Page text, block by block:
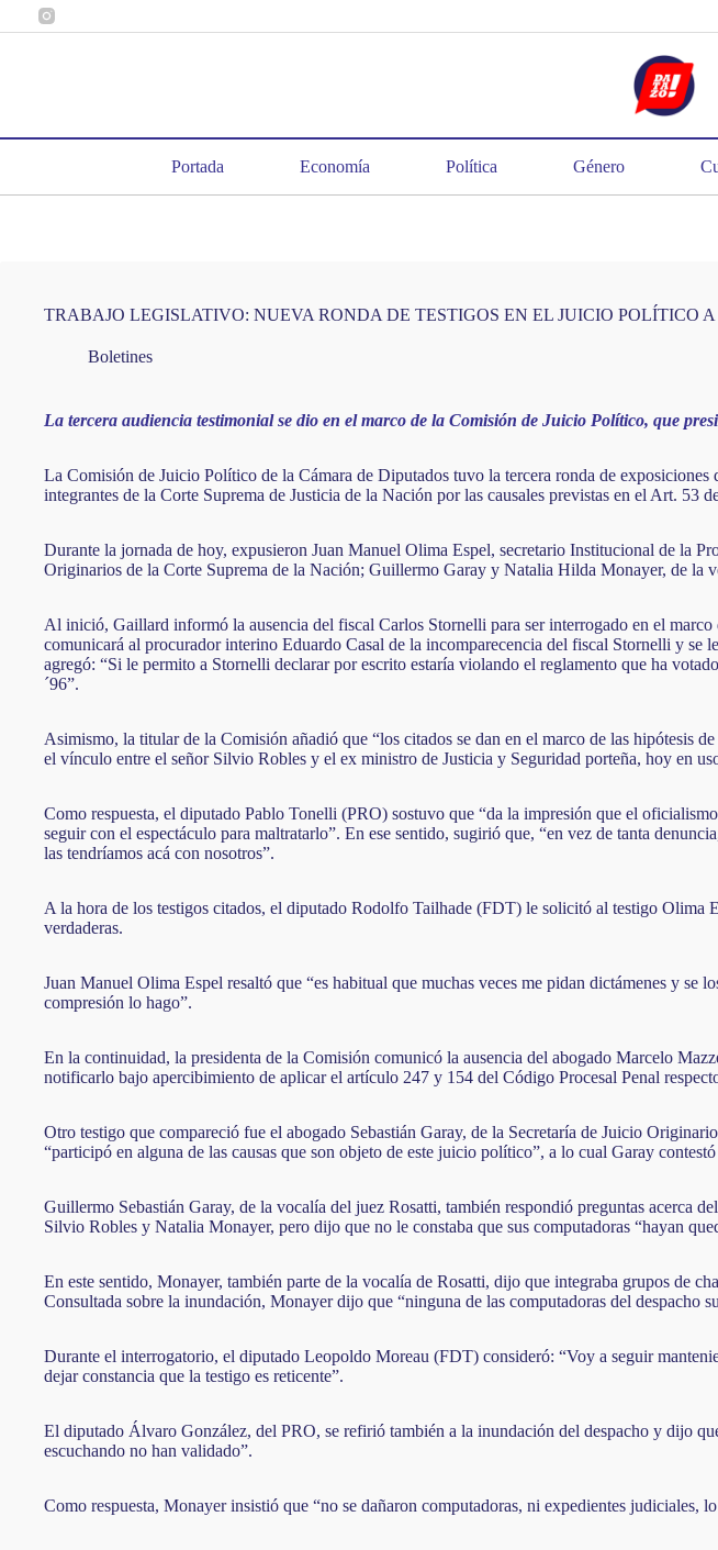
al
Portada Economía Política Género
TRABAJO LEGISLATIVO: NUEVA RONDA DE TESTIGOS EN EL JUICIO POLÍTICO
Boletines
La tercera audiencia testimonial se dio en el marco de la Comisión de Juicio Político, que
La Comisión de Juicio Político de la Cámara de Diputados tuvo la tercera ronda de
integrantes de la Corte Suprema de Justicia de la Nación por las causales previstas en el Art. 53
Durante la jornada de hoy, expusieron Juan Manuel Olima Espel, secretario Institucional de la
Originarios de la Corte Suprema de la Nación; Guillermo Garay y Natalia Hilda Monayer, de la
Al inició, Gaillard informó la ausencia del fiscal Carlos Stornelli para ser interrogado en el
comunicará al procurador interino Eduardo Casal de la incomparecencia del fiscal Stornelli y se
agregó: “Si le permito a Stornelli declarar por escrito estaría violando el reglamento que ha
´96”.
Asimismo, la titular de la Comisión añadió que “los citados se dan en el marco de las hipótesis
el vínculo entre el señor Silvio Robles y el ex ministro de Justicia y Seguridad porteña, hoy en
Como respuesta, el diputado Pablo Tonelli (PRO) sostuvo que “da la impresión que el
seguir con el espectáculo para maltratarlo”. En ese sentido, sugirió que, “en vez de tanta
las tendríamos acá con nosotros”.
A la hora de los testigos citados, el diputado Rodolfo Tailhade (FDT) le solicitó al testigo Olima
verdaderas.
Juan Manuel Olima Espel resaltó que “es habitual que muchas veces me pidan dictámenes y
compresión lo hago”.
En la continuidad, la presidenta de la Comisión comunicó la ausencia del abogado Marcelo
notificarlo bajo apercibimiento de aplicar el artículo 247 y 154 del Código Procesal Penal
Otro testigo que compareció fue el abogado Sebastián Garay, de la Secretaría de Juicio
“participó en alguna de las causas que son objeto de este juicio político”, a lo cual Garay
Guillermo Sebastián Garay, de la vocalía del juez Rosatti, también respondió preguntas acerca
Silvio Robles y Natalia Monayer, pero dijo que no le constaba que sus computadoras “hayan
En este sentido, Monayer, también parte de la vocalía de Rosatti, dijo que integraba grupos de
Consultada sobre la inundación, Monayer dijo que “ninguna de las computadoras del despacho
Durante el interrogatorio, el diputado Leopoldo Moreau (FDT) consideró: “Voy a seguir
dejar constancia que la testigo es reticente”.
El diputado Álvaro González, del PRO, se refirió también a la inundación del despacho y dijo
escuchando no han validado”.
Como respuesta, Monayer insistió que “no se dañaron computadoras, ni expedientes judiciales,